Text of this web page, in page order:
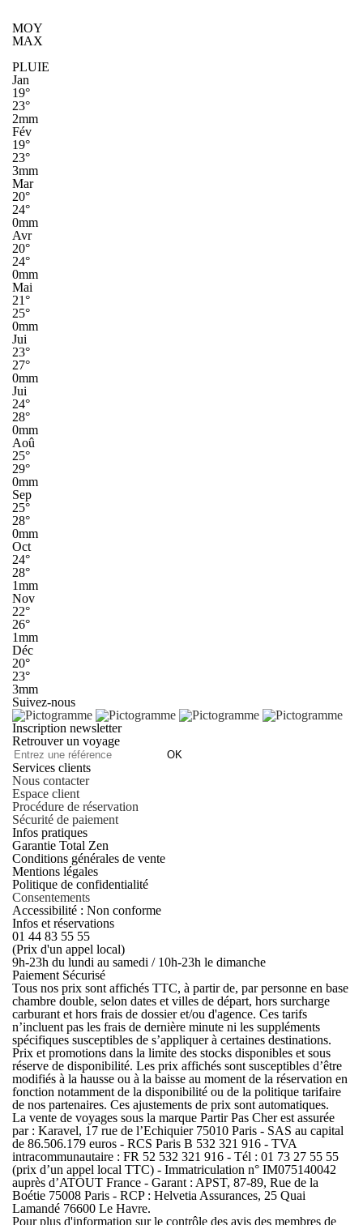
MOY
MAX
PLUIE
Jan
19°
23°
2mm
Fév
19°
23°
3mm
Mar
20°
24°
0mm
Avr
20°
24°
0mm
Mai
21°
25°
0mm
Jui
23°
27°
0mm
Jui
24°
28°
0mm
Aoû
25°
29°
0mm
Sep
25°
28°
0mm
Oct
24°
28°
1mm
Nov
22°
26°
1mm
Déc
20°
23°
3mm
Suivez-nous
Inscription newsletter
Retrouver un voyage
OK
Services clients
Nous contacter
Espace client
Procédure de réservation
Sécurité de paiement
Infos pratiques
Garantie Total Zen
Conditions générales de vente
Mentions légales
Politique de confidentialité
Consentements
Accessibilité : Non conforme
Infos et réservations
01 44 83 55 55
(Prix d'un appel local)
9h-23h du lundi au samedi / 10h-23h le dimanche
Paiement Sécurisé
Tous nos prix sont affichés TTC, à partir de, par personne en base
chambre double, selon dates et villes de départ, hors surcharge
carburant et hors frais de dossier et/ou d'agence. Ces tarifs
n’incluent pas les frais de dernière minute ni les suppléments
spécifiques susceptibles de s’appliquer à certaines destinations.
Prix et promotions dans la limite des stocks disponibles et sous
réserve de disponibilité. Les prix affichés sont susceptibles d’être
modifiés à la hausse ou à la baisse au moment de la réservation en
fonction notamment de la disponibilité ou de la politique tarifaire
de nos partenaires. Ces ajustements de prix sont automatiques.
La vente de voyages sous la marque Partir Pas Cher est assurée
par : Karavel, 17 rue de l’Echiquier 75010 Paris - SAS au capital
de 86.506.179 euros - RCS Paris B 532 321 916 - TVA
intracommunautaire : FR 52 532 321 916 - Tél : 01 73 27 55 55
(prix d’un appel local TTC) - Immatriculation n° IM075140042
auprès d’ATOUT France - Garant : APST, 87-89, Rue de la
Boétie 75008 Paris - RCP : Helvetia Assurances, 25 Quai
Lamandé 76600 Le Havre.
Pour plus d'information sur le contrôle des avis des membres de